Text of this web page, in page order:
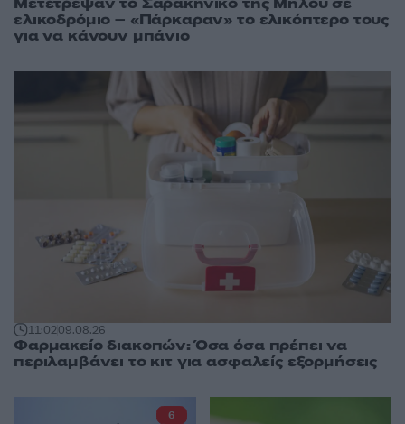
ελικοδρόμιο – «Πάρκαραν» το ελικόπτερο τους
για να κάνουν μπάνιο
11:0209.08.26
Φαρμακείο διακοπών: Όσα όσα πρέπει να
περιλαμβάνει το κιτ για ασφαλείς εξορμήσεις
6